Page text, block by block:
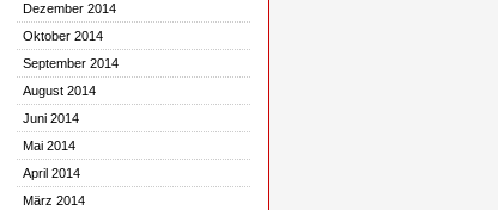
Dezember 2014
Oktober 2014
September 2014
August 2014
Juni 2014
Mai 2014
April 2014
März 2014